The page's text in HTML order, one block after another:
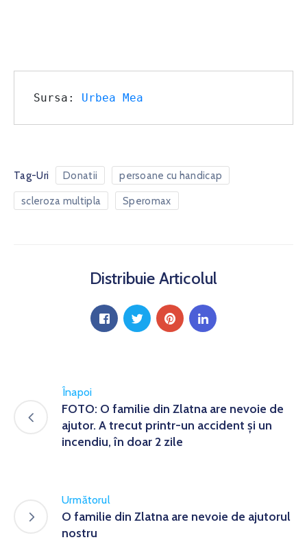
Sursa: Urbea Mea
Tag-Uri Donatii persoane cu handicap
scleroza multipla Speromax
Distribuie Articolul
Înapoi
FOTO: O familie din Zlatna are nevoie de
ajutor. A trecut printr-un accident și un
incendiu, în doar 2 zile
Următorul
O familie din Zlatna are nevoie de ajutorul
nostru